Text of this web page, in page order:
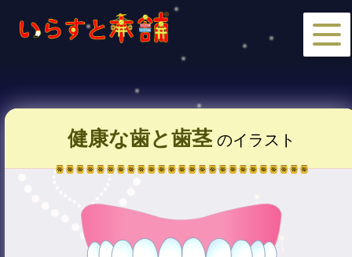
健康な歯と歯茎 のイラスト